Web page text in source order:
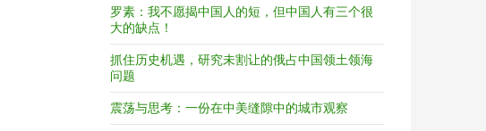
罗素：我不愿揭中国人的短，但中国人有三个很
大的缺点！
抓住历史机遇，研究未割让的俄占中国领土领海
问题
震荡与思考：一份在中美缝隙中的城市观察